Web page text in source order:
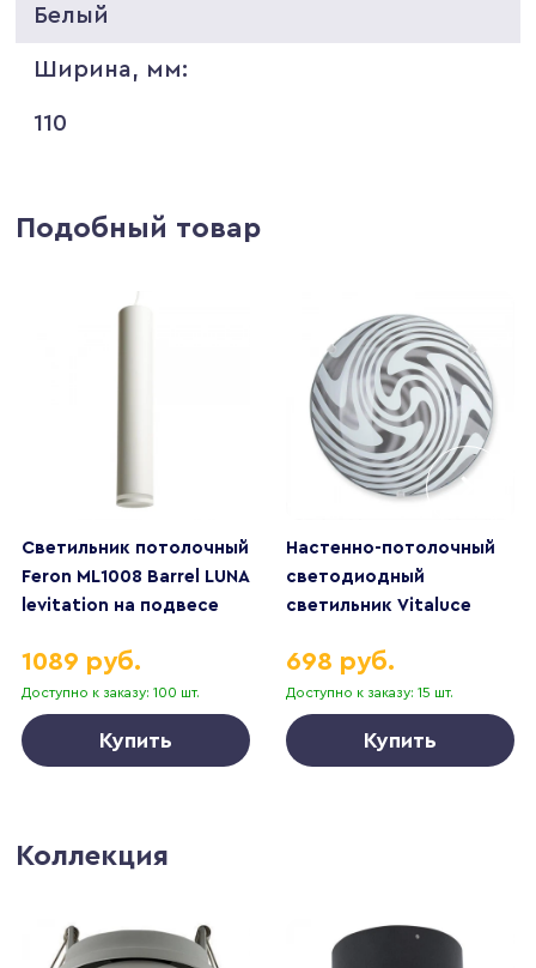
Белый
Ширина, мм:
110
Подобный товар
Светильник потолочный
Feron ML1008 Barrel LUNA
levitation на подвесе
40*250 51376
Доступно к заказу: 100 шт.
1089 руб.
Купить
Настенно-потолочный
светодиодный
светильник Vitaluce
Доступно к заказу: 15 шт.
698 руб.
Купить
Коллекция